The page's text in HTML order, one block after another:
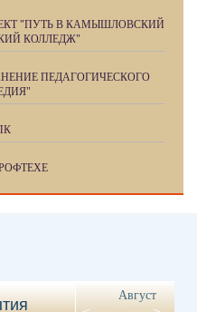
"ПУТЬ В КАМЫШЛОВСКИЙ
КОЛЛЕДЖ"
ПЕДАГОГИЧЕСКОГО
Август